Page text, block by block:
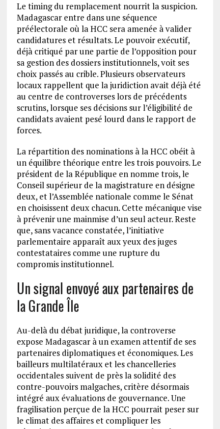
Le timing du remplacement nourrit la suspicion.
Madagascar entre dans une séquence
préélectorale où la HCC sera amenée à valider
candidatures et résultats. Le pouvoir exécutif,
déjà critiqué par une partie de l’opposition pour
sa gestion des dossiers institutionnels, voit ses
choix passés au crible. Plusieurs observateurs
locaux rappellent que la juridiction avait déjà été
au centre de controverses lors de précédents
scrutins, lorsque ses décisions sur l’éligibilité de
candidats avaient pesé lourd dans le rapport de
forces.
La répartition des nominations à la HCC obéit à
un équilibre théorique entre les trois pouvoirs. Le
président de la République en nomme trois, le
Conseil supérieur de la magistrature en désigne
deux, et l’Assemblée nationale comme le Sénat
en choisissent deux chacun. Cette mécanique vise
à prévenir une mainmise d’un seul acteur. Reste
que, sans vacance constatée, l’initiative
parlementaire apparaît aux yeux des juges
contestataires comme une rupture du
compromis institutionnel.
Un signal envoyé aux partenaires de
la Grande Île
Au-delà du débat juridique, la controverse
expose Madagascar à un examen attentif de ses
partenaires diplomatiques et économiques. Les
bailleurs multilatéraux et les chancelleries
occidentales suivent de près la solidité des
contre-pouvoirs malgaches, critère désormais
intégré aux évaluations de gouvernance. Une
fragilisation perçue de la HCC pourrait peser sur
le climat des affaires et compliquer les